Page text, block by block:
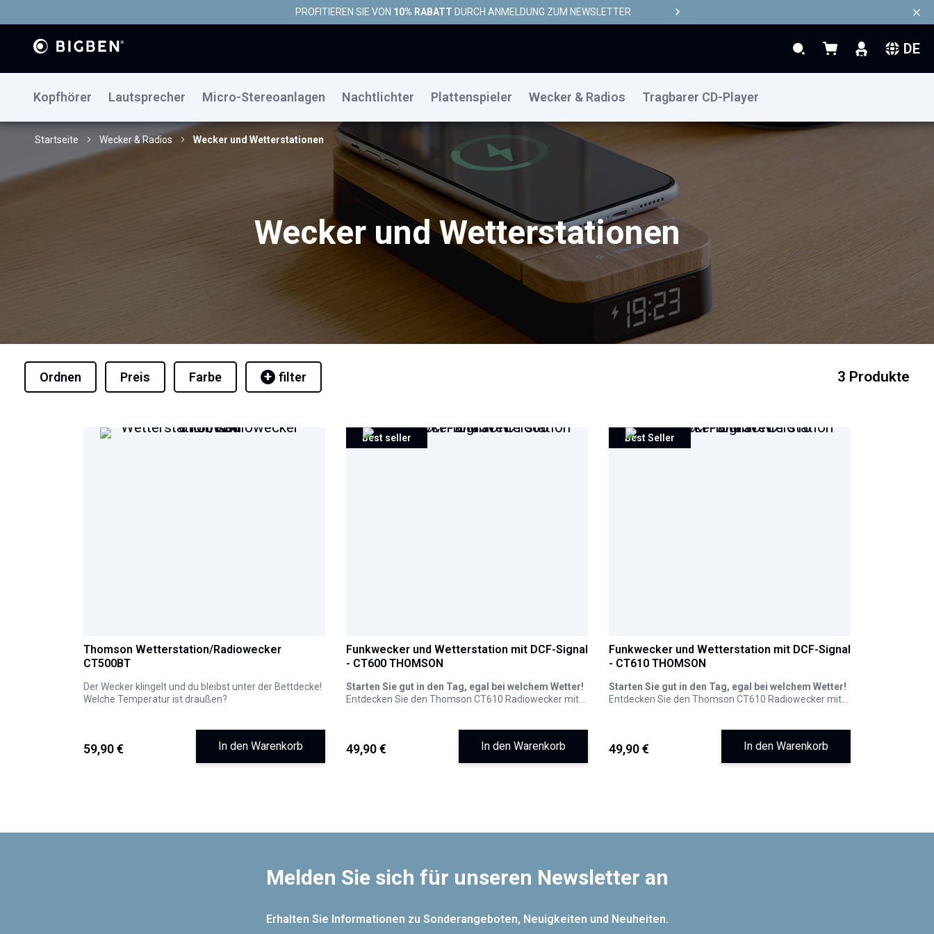
PROFITIEREN SIE VON 10% RABATT DURCH ANMELDUNG ZUM NEWSLETTER
Search Mein Warenkorb
DE
Kopfhörer Lautsprecher Micro-Stereoanlagen Nachtlichter Plattenspieler Wecker & Radios Tragbarer CD-Player
Startseite Wecker & Radios Wecker und Wetterstationen
Wecker und Wetterstationen
Ordnen Preis Farbe filter 3 Produkte
Thomson Wetterstation/Radiowecker
CT500BT
Der Wecker klingelt und du bleibst unter der Bettdecke!
Welche Temperatur ist draußen?
59,90 € In den Warenkorb
Best seller
Funkwecker und Wetterstation mit DCF-Signal
- CT600 THOMSON
Starten Sie gut in den Tag, egal bei welchem Wetter!
Entdecken Sie den Thomson CT610 Radiowecker mit
über Ihren Tag, noch bevor Sie das Bett verlassen.
49,90 € In den Warenkorb
Best Seller
Funkwecker und Wetterstation mit DCF-Signal
- CT610 THOMSON
Starten Sie gut in den Tag, egal bei welchem Wetter!
Entdecken Sie den Thomson CT610 Radiowecker mit
über Ihren Tag, noch bevor Sie das Bett verlassen.
49,90 € In den Warenkorb
Melden Sie sich für unseren Newsletter an
Erhalten Sie Informationen zu Sonderangeboten, Neuigkeiten und Neuheiten.